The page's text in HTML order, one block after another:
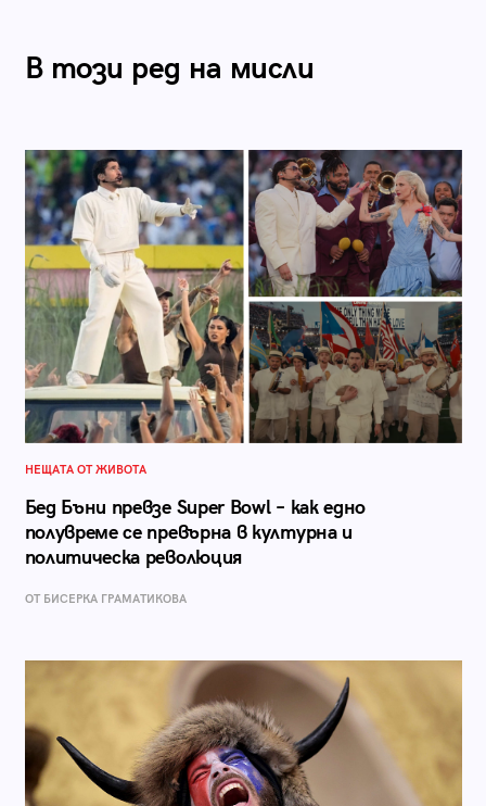
В този ред на мисли
НЕЩАТА ОТ ЖИВОТА
Бед Бъни превзе Super Bowl – как едно
полувреме се превърна в културна и
политическа революция
ОТ БИСЕРКА ГРАМАТИКОВА